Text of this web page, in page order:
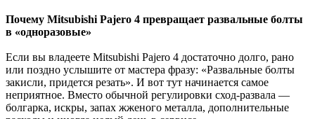
Почему Mitsubishi Pajero 4 превращает развальные болты
в «одноразовые»
Если вы владеете Mitsubishi Pajero 4 достаточно долго, рано
или поздно услышите от мастера фразу: «Развальные болты
закисли, придется резать». И вот тут начинается самое
неприятное. Вместо обычной регулировки сход-развала —
болгарка, искры, запах жженого металла, дополнительные